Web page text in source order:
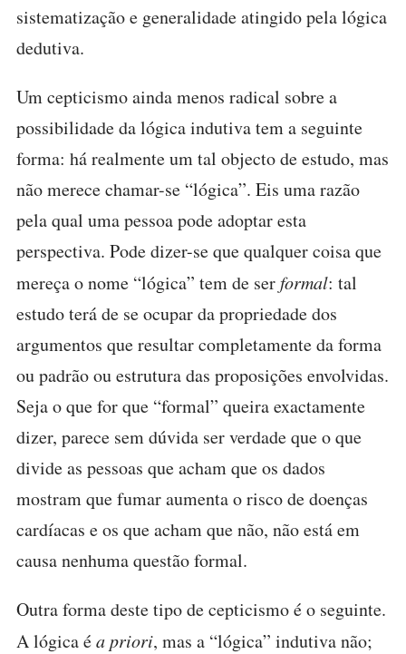
sistematização e generalidade atingido pela lógica
dedutiva.
Um cepticismo ainda menos radical sobre a
possibilidade da lógica indutiva tem a seguinte
forma: há realmente um tal objecto de estudo, mas
não merece chamar-se “lógica”. Eis uma razão
pela qual uma pessoa pode adoptar esta
perspectiva. Pode dizer-se que qualquer coisa que
mereça o nome “lógica” tem de serformal: tal
estudo terá de se ocupar da propriedade dos
argumentos que resultar completamente da forma
ou padrão ou estrutura das proposições envolvidas.
Seja o que for que “formal” queira exactamente
dizer, parece sem dúvida ser verdade que o que
divide as pessoas que acham que os dados
mostram que fumar aumenta o risco de doenças
cardíacas e os que acham que não, não está em
causa nenhuma questão formal.
Outra forma deste tipo de cepticismo é o seguinte.
A lógica éa priori, mas a “lógica” indutiva não;